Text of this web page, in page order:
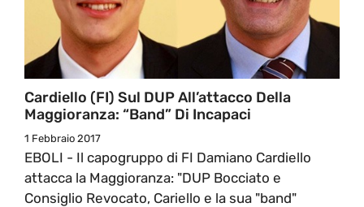
Cardiello (FI) Sul DUP All’attacco Della
Maggioranza: “Band” Di Incapaci
1 Febbraio 2017
EBOLI - Il capogruppo di FI Damiano Cardiello
attacca la Maggioranza: "DUP Bocciato e
Consiglio Revocato, Cariello e la sua "band"